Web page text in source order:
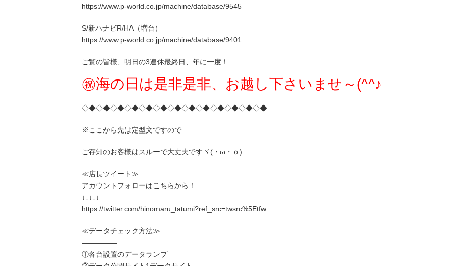
https://www.p-world.co.jp/machine/database/9545
S/新ハナビR/HA（増台）
https://www.p-world.co.jp/machine/database/9401
ご覧の皆様、明日の3連休最終日、年に一度！
㊗海の日は是非是非、お越し下さいませ～(^^♪
◇◆◇◆◇◆◇◆◇◆◇◆◇◆◇◆◇◆◇◆◇◆◇◆◇◆
※ここから先は定型文ですので
ご存知のお客様はスルーで大丈夫ですヾ(・ω・ｏ)
≪店長ツイート≫
アカウントフォローはこちらから！
↓↓↓↓↓
https://twitter.com/hinomaru_tatumi?ref_src=twsrc%5Etfw
≪データチェック方法≫
―――――
①各台設置のデータランプ